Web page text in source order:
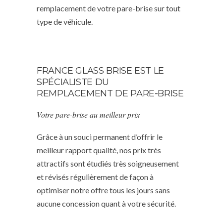
remplacement de votre pare-brise sur tout
type de véhicule.
FRANCE GLASS BRISE EST LE
SPÉCIALISTE DU
REMPLACEMENT DE PARE-BRISE
Votre pare-brise au meilleur prix
Grâce à un souci permanent d’offrir le
meilleur rapport qualité, nos prix très
attractifs sont étudiés très soigneusement
et révisés régulièrement de façon à
optimiser notre offre tous les jours sans
aucune concession quant à votre sécurité.